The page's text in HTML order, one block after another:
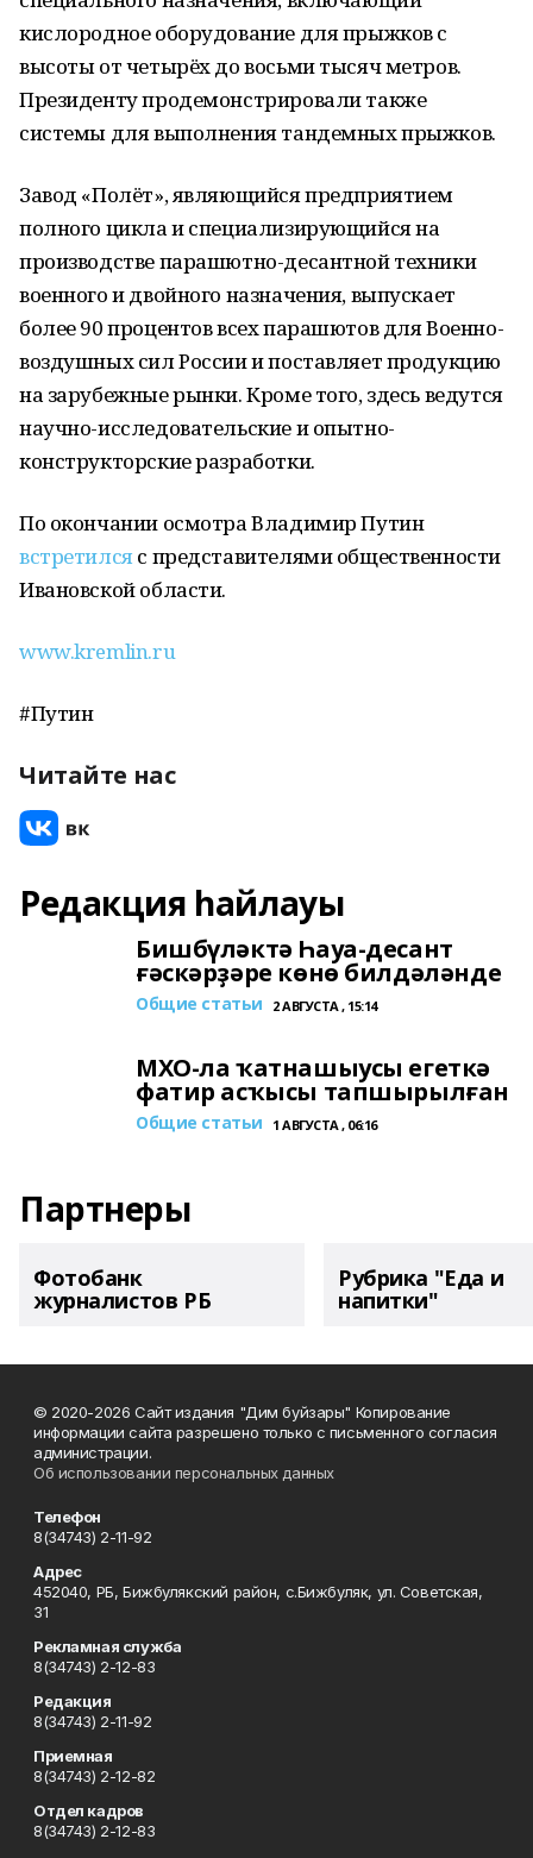
кислородное оборудование для прыжков с
высоты от четырёх до восьми тысяч метров.
Президенту продемонстрировали также
системы для выполнения тандемных прыжков.
Завод «Полёт», являющийся предприятием
полного цикла и специализирующийся на
производстве парашютно-десантной техники
военного и двойного назначения, выпускает
более 90 процентов всех парашютов для Военно-
воздушных сил России и поставляет продукцию
на зарубежные рынки. Кроме того, здесь ведутся
научно-исследовательские и опытно-
конструкторские разработки.
По окончании осмотра Владимир Путин
встретилсяс представителями общественности
Ивановской области.
www.kremlin.ru
#Путин
Читайте нас
Редакция һайлауы
Бишбүләктә Һауа-десант
ғәскәрҙәре көнө билдәләнде
Общие статьи 2 АВГУСТА , 15:14
МХО-ла ҡатнашыусы егеткә
фатир асҡысы тапшырылған
Общие статьи 1 АВГУСТА , 06:16
Партнеры
Фотобанк
журналистов РБ
Рубрика "Еда и
напитки"
© 2020-2026 Сайт издания "Дим буйзары" Копирование
информации сайта разрешено только с письменного согласия
администрации.
Об использовании персональных данных
Телефон
8(34743) 2-11-92
Адрес
452040, РБ, Бижбулякский район, с.Бижбуляк, ул. Советская,
31
Рекламная служба
8(34743) 2-12-83
Редакция
8(34743) 2-11-92
Приемная
8(34743) 2-12-82
Отдел кадров
8(34743) 2-12-83